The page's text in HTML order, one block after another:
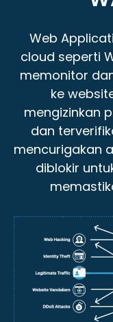
Web
cloud seperti
memonitor
ke
mengizinkan
dan
mencurigakan
diblokir